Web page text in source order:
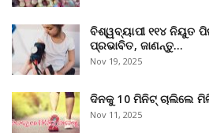
ବିଶ୍ୱବ୍ୟାପୀ ୧୧୪ ନିୟୁତ
ପ୍ରଭାବିତ, ଜାଣନ୍ତୁ…
Nov 19, 2025
ଦିନକୁ 10 ମିନିଟ୍ ଚାଲିଲେ
Nov 11, 2025